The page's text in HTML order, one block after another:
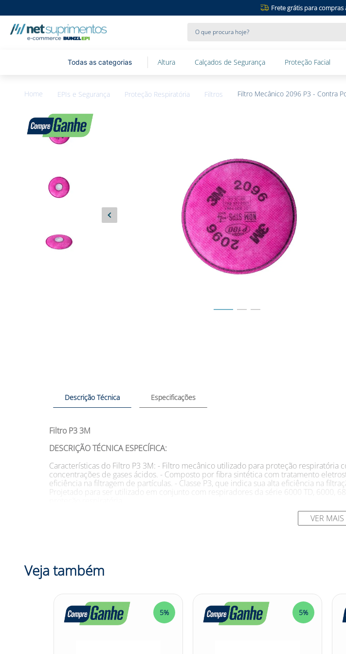
Frete grátis para compras
Altura Calçados de Segurança Proteção Facial
EPIs e Segurança Proteção Respiratória Filtros Filtro Mecânico 2096 P3 - Contra
Descrição Técnica Especificações
Filtro P3 3M
DESCRIÇÃO TÉCNICA ESPECÍFICA:
Características do Filtro P3 3M: - Filtro mecânico utilizado para proteção respiratória
concentrações de gases ácidos. - Composto por fibra sintética com tratamento
eficiência na filtragem de partículas. - Classe P3, que indica sua alta eficiência na
Projetado para ser utilizado em conjunto com respiradores da série 6000 TD, 6000,
com produtos químicos, processamento de alimentos, soldagem, lixamento,
compatibilidade do Filtro P3 3M 2096 com o respirador específico da série 6000 TD,
Modelo:2096 - Cor: (Não especificada) - Marca:3M DO BRASIL LTDA
DESCRIÇÃO COMERCIAL:
VER MAIS
Veja também
5% 5%